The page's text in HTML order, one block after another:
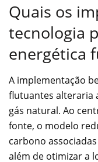
Quais os
tecnologia
energética
A implementação
flutuantes alteraria
gás natural. Ao
fonte, o modelo
carbono
além de otimizar a